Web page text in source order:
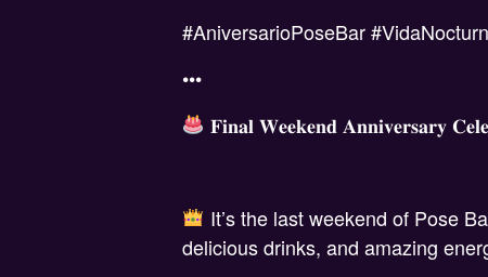
#AniversarioPoseBar
•••
𝐅𝐢𝐧𝐚𝐥 𝐖𝐞𝐞𝐤𝐞𝐧𝐝 𝐀𝐧𝐧𝐢𝐯𝐞𝐫𝐬𝐚𝐫𝐲
It’s the last weekend of Pose
delicious drinks, and amazing